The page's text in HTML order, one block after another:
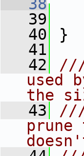
   38
   39
   40
}
   41
   42
///
used
the
   43
///